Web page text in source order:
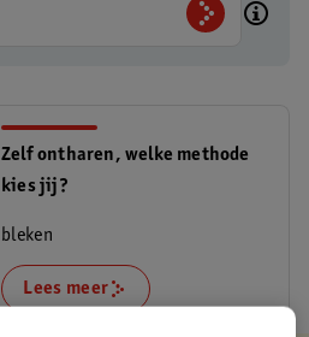
Zelf ontharen, welke methode
kies jij?
bleken
Lees meer